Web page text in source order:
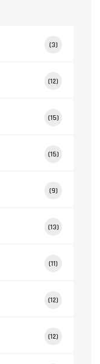
(3)
(12)
(15)
(15)
(9)
(13)
(11)
(12)
(12)